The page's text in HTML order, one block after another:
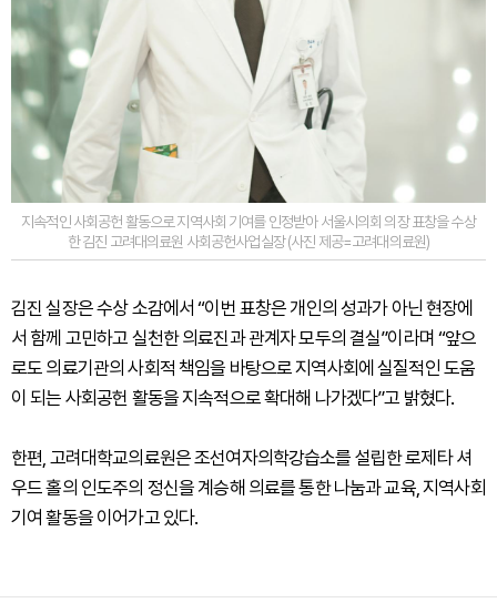
지속적인 사회공헌 활동으로 지역사회 기여를 인정받아 서울시의회 의장 표창을 수상
한 김진 고려대의료원 사회공헌사업실장 (사진 제공=고려대의료원)
김진 실장은 수상 소감에서 “이번 표창은 개인의 성과가 아닌 현장에
서 함께 고민하고 실천한 의료진과 관계자 모두의 결실”이라며 “앞으
로도 의료기관의 사회적 책임을 바탕으로 지역사회에 실질적인 도움
이 되는 사회공헌 활동을 지속적으로 확대해 나가겠다”고 밝혔다.
한편, 고려대학교의료원은 조선여자의학강습소를 설립한 로제타 셔
우드 홀의 인도주의 정신을 계승해 의료를 통한 나눔과 교육, 지역사회
기여 활동을 이어가고 있다.